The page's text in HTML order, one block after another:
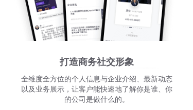
打造商务社交形象
全维度全方位的个人信息与企业介绍、最新动态
以及业务展示，让客户能快速地了解你是谁、你
的公司是做什么的。